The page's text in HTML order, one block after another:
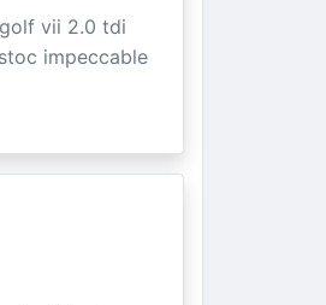
vii 2.0 tdi
impeccable